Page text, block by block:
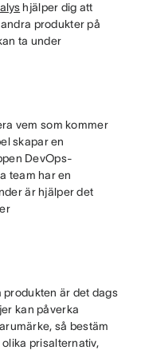
hjälper dig att
produkter på
ta under
vem som kommer
skapar en
DevOps-
team har en
är hjälper det
produkten är det dags
kan påverka
så bestäm
prisalternativ,